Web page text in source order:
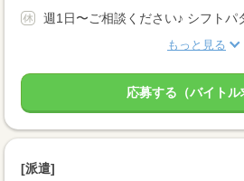
もっと見る
応募する（バイトル
[派遣]